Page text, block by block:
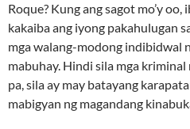
Roque? Kung ang sagot mo’y oo,
kakaiba ang iyong pakahulugan
mga walang-modong indibidwal
mabuhay. Hindi sila mga
pa, sila ay may batayang
mabigyan ng magandang